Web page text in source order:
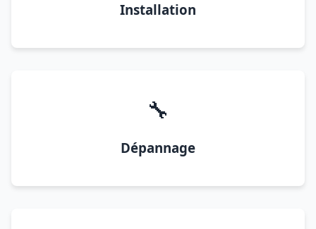
Installation
🔧
Dépannage